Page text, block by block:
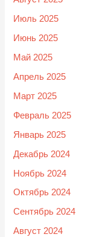
Июль 2025
Июнь 2025
Май 2025
Апрель 2025
Март 2025
Февраль 2025
Январь 2025
Декабрь 2024
Ноябрь 2024
Октябрь 2024
Сентябрь 2024
Август 2024